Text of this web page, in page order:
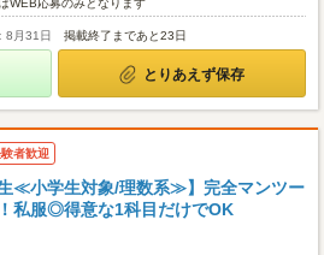
WEB応募のみとなります
8月31日 掲載終了まであと23日
とりあえず保存
者歓迎
生≪小学生対象/理数系≫】完全マンツー
私服◎得意な1科目だけでOK